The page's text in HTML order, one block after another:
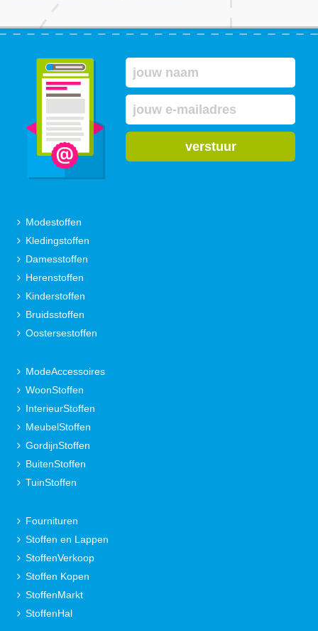
verstuur
Modestoffen
Kledingstoffen
Damesstoffen
Herenstoffen
Kinderstoffen
Bruidsstoffen
Oostersestoffen
ModeAccessoires
WoonStoffen
InterieurStoffen
MeubelStoffen
GordijnStoffen
BuitenStoffen
TuinStoffen
Fournituren
Stoffen en Lappen
StoffenVerkoop
Stoffen Kopen
StoffenMarkt
StoffenHal